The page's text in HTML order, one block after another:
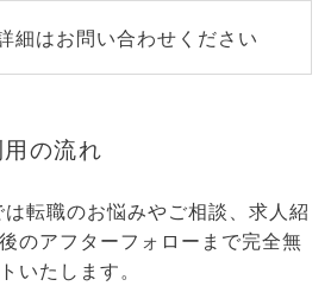
細はお問い合わせください
の流れ
転職のお悩みやご相談、求人紹
のアフターフォローまで完全無
いたします。